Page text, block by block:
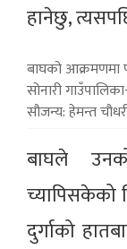
हानेछु,
बाघको आक्रमणमा
सोनारी
सौजन्य: हेमन्त
बाघले
च्यापिसकेको
दुर्गाको